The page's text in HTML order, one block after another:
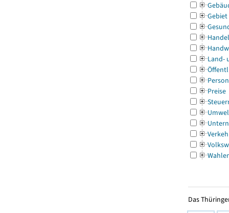
Gebiet
Land-
Preise
Das